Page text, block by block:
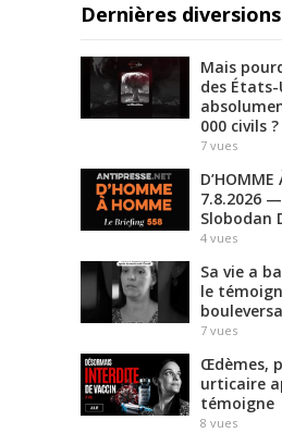
Dernières diversions
Mais
des
000 civils ?
7 vues
D’HOMME
7.8.2026
Slobodan
4 vues
Sa vie a
le
7 vues
Œdèmes,
urticaire
témoigne
8 vues